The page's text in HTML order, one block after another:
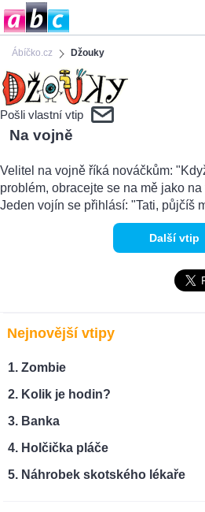
Ábíčko.cz Džouky
Pošli vlastní vtip
Na vojně
Velitel na vojně říká nováčkům:
problém, obracejte se na mě jako
Jeden vojín se přihlásí: "Tati, půjčíš
Další vtip
Nejnovější vtipy
Zombie
Kolik je hodin?
Banka
Holčička pláče
Náhrobek skotského lékaře